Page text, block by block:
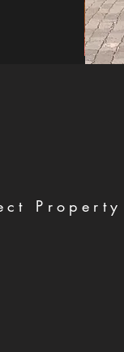
Property